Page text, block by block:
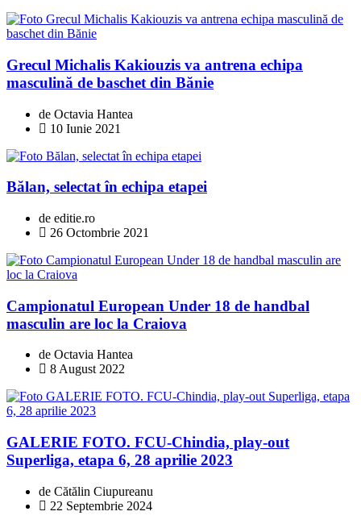
Grecul Michalis Kakiouzis va antrena echipa
masculină de baschet din Bănie
de Octavia Hantea
10 Iunie 2021
Bălan, selectat în echipa etapei
de editie.ro
26 Octombrie 2021
Campionatul European Under 18 de handbal
masculin are loc la Craiova
de Octavia Hantea
8 August 2022
GALERIE FOTO. FCU-Chindia, play-out
Superliga, etapa 6, 28 aprilie 2023
de Cătălin Ciupureanu
22 Septembrie 2024